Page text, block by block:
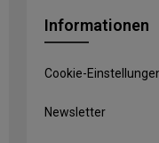
Informationen
Cookie-
Newsletter